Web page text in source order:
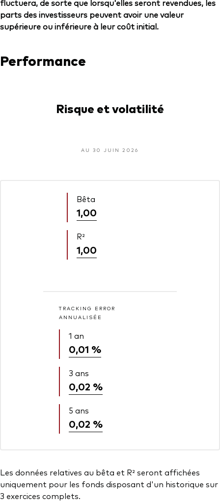
fluctuera, de sorte que lorsqu'elles seront revendues, les
parts des investisseurs peuvent avoir une valeur
supérieure ou inférieure à leur coût initial.
Performance
Risque et volatilité
AU 30 JUIN 2026
Bêta
1,00
R²
1,00
TRACKING ERROR
ANNUALISÉE
1 an
0,01 %
3 ans
0,02 %
5 ans
0,02 %
Les données relatives au bêta et R² seront affichées
uniquement pour les fonds disposant d'un historique sur
3 exercices complets.